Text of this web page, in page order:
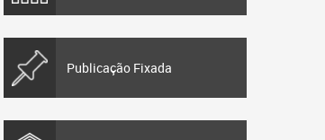
Publicação Fixada